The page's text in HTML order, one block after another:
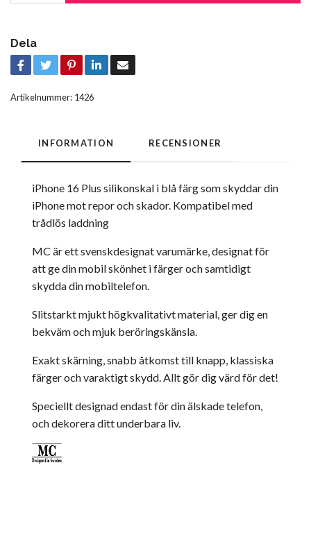
Dela
Artikelnummer: 1426
INFORMATION RECENSIONER
iPhone 16 Plus silikonskal i blå färg som skyddar din
iPhone mot repor och skador. Kompatibel med
trådlös laddning
MC är ett svenskdesignat varumärke, designat för
att ge din mobil skönhet i färger och samtidigt
skydda din mobiltelefon.
Slitstarkt mjukt högkvalitativt material, ger dig en
bekväm och mjuk beröringskänsla.
Exakt skärning, snabb åtkomst till knapp, klassiska
färger och varaktigt skydd. Allt gör dig värd för det!
Speciellt designad endast för din älskade telefon,
och dekorera ditt underbara liv.